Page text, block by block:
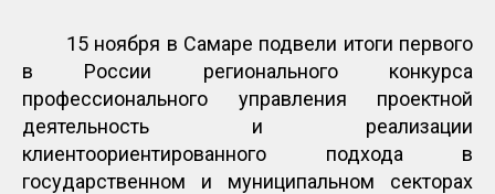
15 ноября в Самаре подвели итоги первого
в России регионального конкурса
профессионального управления проектной
деятельность и реализации
клиентоориентированного подхода в
государственном и муниципальном секторах